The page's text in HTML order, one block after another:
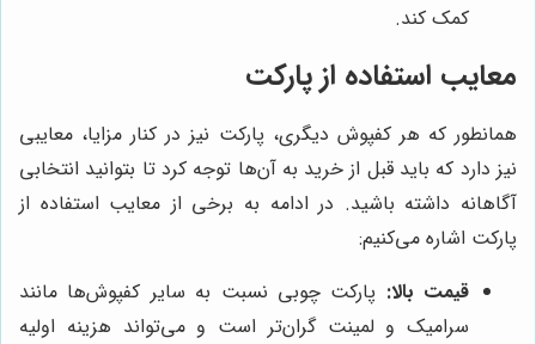
کمک کند.
معایب استفاده از پارکت
همانطور که هر کفپوش دیگری، پارکت نیز در کنار مزایا، معایبی
نیز دارد که باید قبل از خرید به آن‌ها توجه کرد تا بتوانید انتخابی
آگاهانه داشته باشید. در ادامه به برخی از معایب استفاده از
پارکت اشاره می‌کنیم:
قیمت بالا: پارکت چوبی نسبت به سایر کفپوش‌ها مانند
سرامیک و لمینت گران‌تر است و می‌تواند هزینه اولیه